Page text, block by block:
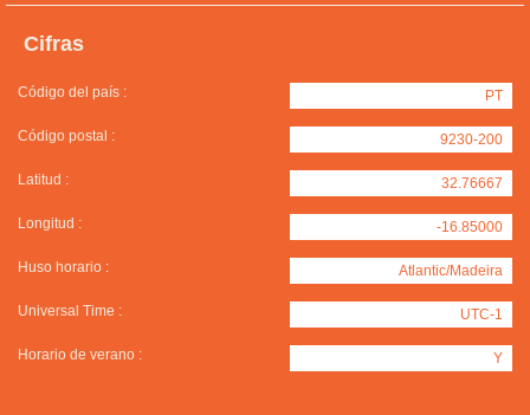
Cifras
Código del país : PT
Código postal : 9230-200
Latitud : 32.76667
Longitud : -16.85000
Huso horario : Atlantic/Madeira
Universal Time : UTC-1
Horario de verano : Y